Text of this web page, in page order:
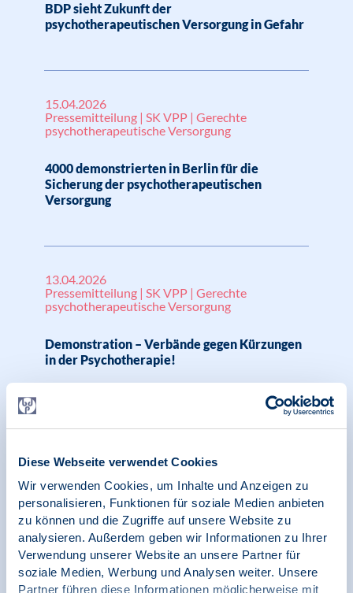
Diese Webseite verwendet Cookies
Wir verwenden Cookies, um Inhalte und Anzeigen zu
personalisieren, Funktionen für soziale Medien anbieten
zu können und die Zugriffe auf unsere Website zu
analysieren. Außerdem geben wir Informationen zu Ihrer
Verwendung unserer Website an unsere Partner für
soziale Medien, Werbung und Analysen weiter. Unsere
Partner führen diese Informationen möglicherweise mit
BDP sieht Zukunft der
psychotherapeutischen Versorgung in Gefahr
15.04.2026
Pressemitteilung | SK VPP | Gerechte
psychotherapeutische Versorgung
4000 demonstrierten in Berlin für die
Sicherung der psychotherapeutischen
Versorgung
13.04.2026
Pressemitteilung | SK VPP | Gerechte
psychotherapeutische Versorgung
Demonstration – Verbände gegen Kürzungen
in der Psychotherapie!
Gerechte psychotherapeutische Versorgung
Skandalöse Abwertung
psychotherapeutischer Leistungen gefährdet
psychotherapeutische Versorgung in
Deutschland